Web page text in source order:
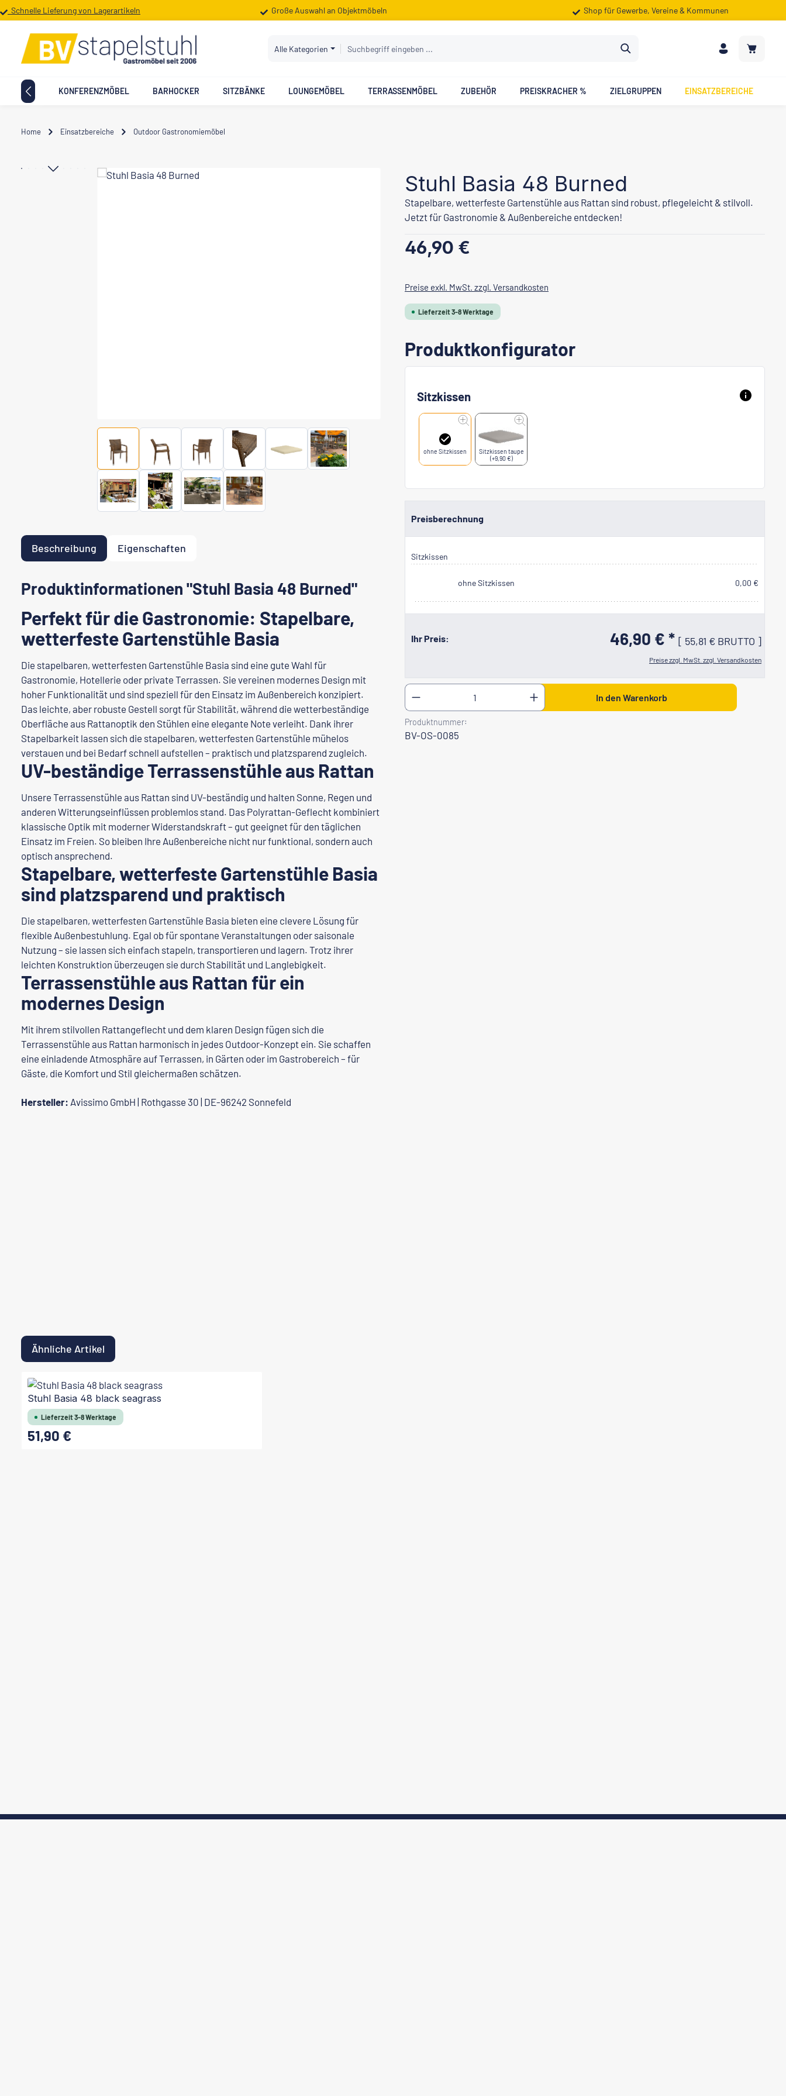
Hauptinhalt springen
Zur Suche springen
Zur Hauptnavigation springen
Schnelle Lieferung von Lagerartikeln Große Auswahl an Objektmöbeln Shop für Gewerbe, Vereine & Kommunen
Alle Kategorien
KONFERENZMÖBEL BARHOCKER SITZBÄNKE LOUNGEMÖBEL TERRASSENMÖBEL ZUBEHÖR PREISKRACHER % ZIELGRUPPEN EINSATZBEREICHE
Home Einsatzbereiche Outdoor Gastronomiemöbel
Bildergalerie überspringen Stuhl Basia 48 Burned
Stapelbare, wetterfeste Gartenstühle aus Rattan sind robust, pflegeleicht & stilvoll.
Jetzt für Gastronomie & Außenbereiche entdecken!
Regulärer Preis:
46,90 €
Preise exkl. MwSt. zzgl. Versandkosten
Lieferzeit 3-8 Werktage
Produktkonfigurator
Sitzkissen
ohne Sitzkissen
Sitzkissen taupe
(+9,90 €)
Preisberechnung
Sitzkissen
ohne Sitzkissen 0,00 €
Ihr Preis: 46,90 € * [ 55,81 € BRUTTO ]
Preise zzgl. MwSt. zzgl. Versandkosten
Produkt Anzahl: Gib den gewünschten Wert ein oder benutze
In den Warenkorb
Produktnummer:
BV-OS-0085
Beschreibung Eigenschaften
Produktinformationen "Stuhl Basia 48 Burned"
Perfekt für die Gastronomie: Stapelbare,
wetterfeste Gartenstühle Basia
Die stapelbaren, wetterfesten Gartenstühle Basia sind eine gute Wahl für
Gastronomie, Hotellerie oder private Terrassen. Sie vereinen modernes Design mit
hoher Funktionalität und sind speziell für den Einsatz im Außenbereich konzipiert.
Das leichte, aber robuste Gestell sorgt für Stabilität, während die wetterbeständige
Oberfläche aus Rattanoptik den Stühlen eine elegante Note verleiht. Dank ihrer
Stapelbarkeit lassen sich die stapelbaren, wetterfesten Gartenstühle mühelos
verstauen und bei Bedarf schnell aufstellen – praktisch und platzsparend zugleich.
UV-beständige Terrassenstühle aus Rattan
Unsere Terrassenstühle aus Rattan sind UV-beständig und halten Sonne, Regen und
anderen Witterungseinflüssen problemlos stand. Das Polyrattan-Geflecht kombiniert
klassische Optik mit moderner Widerstandskraft – gut geeignet für den täglichen
Einsatz im Freien. So bleiben Ihre Außenbereiche nicht nur funktional, sondern auch
optisch ansprechend.
Stapelbare, wetterfeste Gartenstühle Basia
sind platzsparend und praktisch
Die stapelbaren, wetterfesten Gartenstühle Basia bieten eine clevere Lösung für
flexible Außenbestuhlung. Egal ob für spontane Veranstaltungen oder saisonale
Nutzung – sie lassen sich einfach stapeln, transportieren und lagern. Trotz ihrer
leichten Konstruktion überzeugen sie durch Stabilität und Langlebigkeit.
Terrassenstühle aus Rattan für ein
modernes Design
Mit ihrem stilvollen Rattangeflecht und dem klaren Design fügen sich die
Terrassenstühle aus Rattan harmonisch in jedes Outdoor-Konzept ein. Sie schaffen
eine einladende Atmosphäre auf Terrassen, in Gärten oder im Gastrobereich – für
Gäste, die Komfort und Stil gleichermaßen schätzen.
Hersteller: Avissimo GmbH | Rothgasse 30 | DE-96242 Sonnefeld
Ähnliche Artikel
Produktgalerie überspringen
Stuhl Basia 48 black seagrass
Lieferzeit 3-8 Werktage
Regulärer Preis:
51,90 €